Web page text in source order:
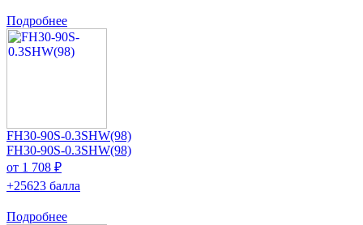
Подробнее
FH30-90S-0.3SHW(98)
FH30-90S-0.3SHW(98)
от 1 708 ₽
+25623 балла
Подробнее